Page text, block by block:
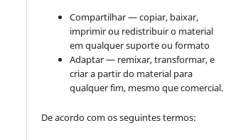
Compartilhar — copiar, baixar,
imprimir ou redistribuir o material
em qualquer suporte ou formato
Adaptar — remixar, transformar, e
criar a partir do material para
qualquer fim, mesmo que comercial.
De acordo com os seguintes termos: